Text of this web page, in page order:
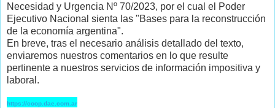
Necesidad y Urgencia Nº 70/2023, por el cual el Poder
Ejecutivo Nacional sienta las "Bases para la reconstrucción
de la economía argentina".
En breve, tras el necesario análisis detallado del texto,
enviaremos nuestros comentarios en lo que resulte
pertinente a nuestros servicios de información impositiva y
laboral.
https://coop.dae.com.ar